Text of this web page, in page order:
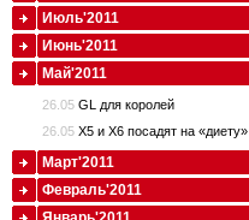
Июль'2011
Июнь'2011
Май'2011
26.05 GL для королей
26.05 X5 и X6 посадят на «диету»
Март'2011
Февраль'2011